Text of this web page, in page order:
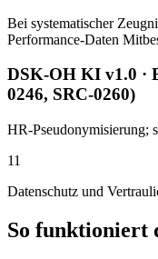
Bei systematischer
Performance-Daten
DSK-OH KI v1.0 ·
0246, SRC-0260)
HR-Pseudonymisierung;
11
Datenschutz und
So funktioniert